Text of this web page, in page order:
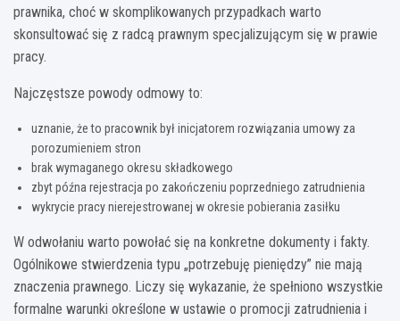
prawnika, choć w skomplikowanych przypadkach warto
skonsultować się z radcą prawnym specjalizującym się w prawie
pracy.
Najczęstsze powody odmowy to:
uznanie, że to pracownik był inicjatorem rozwiązania umowy za
porozumieniem stron
brak wymaganego okresu składkowego
zbyt późna rejestracja po zakończeniu poprzedniego zatrudnienia
wykrycie pracy nierejestrowanej w okresie pobierania zasiłku
W odwołaniu warto powołać się na konkretne dokumenty i fakty.
Ogólnikowe stwierdzenia typu „potrzebuję pieniędzy” nie mają
znaczenia prawnego. Liczy się wykazanie, że spełniono wszystkie
formalne warunki określone w ustawie o promocji zatrudnienia i